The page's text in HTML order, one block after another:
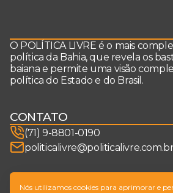
O POLÍTICA LIVRE é o mais
política da Bahia, que revela os
baiana e permite uma visão
política do Estado e do Brasil.
CONTATO
(71) 9-8801-0190
politicalivre@politicalivre.com.br
SIGA-NOS
Nós utilizamos cookies para aprimorar e